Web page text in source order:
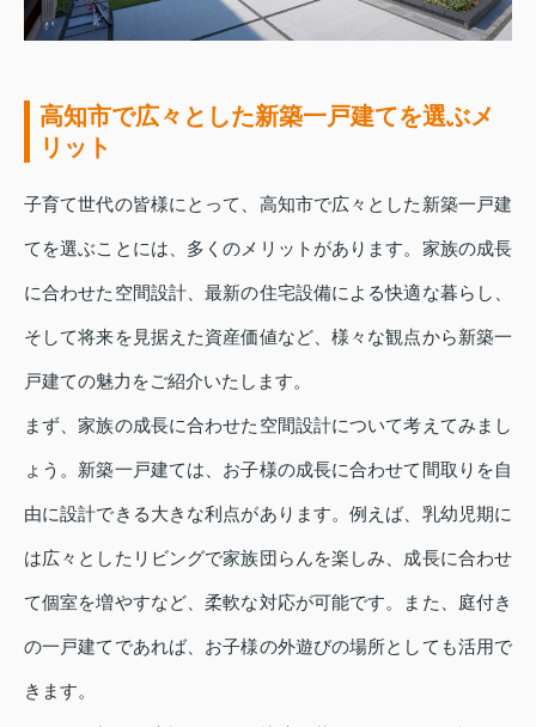
高知市で広々とした新築一戸建てを選ぶメ
リット
子育て世代の皆様にとって、高知市で広々とした新築一戸建
てを選ぶことには、多くのメリットがあります。家族の成長
に合わせた空間設計、最新の住宅設備による快適な暮らし、
そして将来を見据えた資産価値など、様々な観点から新築一
戸建ての魅力をご紹介いたします。
まず、家族の成長に合わせた空間設計について考えてみまし
ょう。新築一戸建ては、お子様の成長に合わせて間取りを自
由に設計できる大きな利点があります。例えば、乳幼児期に
は広々としたリビングで家族団らんを楽しみ、成長に合わせ
て個室を増やすなど、柔軟な対応が可能です。また、庭付き
の一戸建てであれば、お子様の外遊びの場所としても活用で
きます。